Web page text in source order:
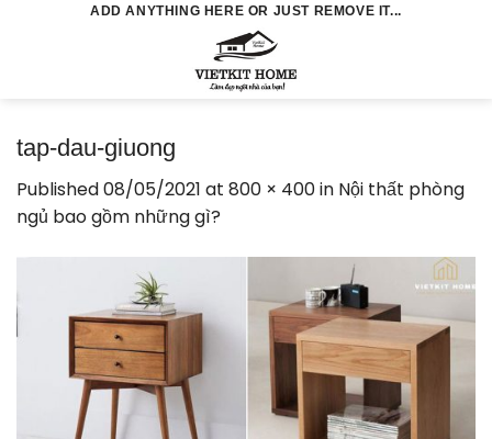
ADD ANYTHING HERE OR JUST REMOVE IT...
tap-dau-giuong
Published08/05/2021 at 800 × 400in Nội thất phòng
ngủ bao gồm những gì?